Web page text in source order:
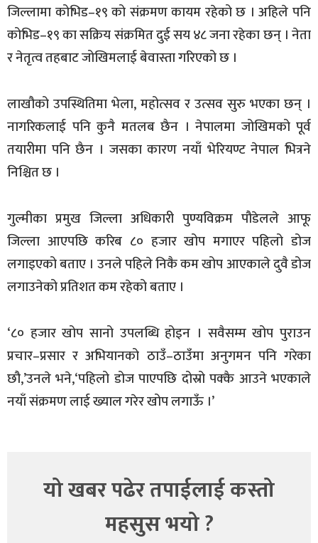
जिल्लामा कोभिड–१९ को संक्रमण कायम रहेको छ । अहिले पनि
कोभिड–१९ का सक्रिय संक्रमित दुई सय ४८ जना रहेका छन् । नेता
र नेतृत्व तहबाट जोखिमलाई बेवास्ता गरिएको छ ।
लाखौको उपस्थितिमा भेला, महोत्सव र उत्सव सुरु भएका छन् ।
नागरिकलाई पनि कुनै मतलब छैन । नेपालमा जोखिमको पूर्व
तयारीमा पनि छैन । जसका कारण नयाँ भेरियण्ट नेपाल भित्रने
निश्चित छ ।
गुल्मीका प्रमुख जिल्ला अधिकारी पुण्यविक्रम पौडेलले आफू
जिल्ला आएपछि करिब ८० हजार खोप मगाएर पहिलो डोज
लगाइएको बताए । उनले पहिले निकै कम खोप आएकाले दुवै डोज
लगाउनेको प्रतिशत कम रहेको बताए ।
‘८० हजार खोप सानो उपलब्धि होइन । सवैसम्म खोप पुराउन
प्रचार–प्रसार र अभियानको ठाउँ–ठाउँमा अनुगमन पनि गरेका
छौ,’उनले भने,‘पहिलो डोज पाएपछि दोस्रो पक्कै आउने भएकाले
नयाँ संक्रमण लाई ख्याल गरेर खोप लगाऊँ ।’
यो खबर पढेर तपाईलाई कस्तो
महसुस भयो ?